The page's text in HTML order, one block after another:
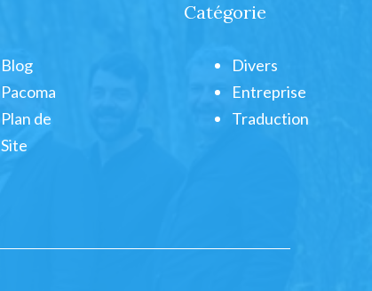
Blog
Pacoma
Plan de
Site
Catégorie
Divers
Entreprise
Traduction